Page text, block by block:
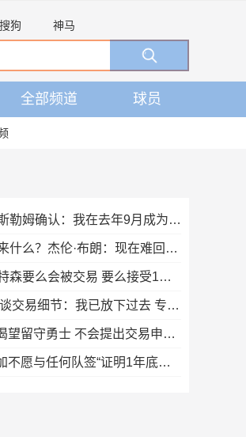
搜狗 神马
全部频道 球员
NBA球星哈斯勒姆确认：我在去年9月成为伊普斯维奇少数股东
能为76人带来什么？杰伦·布朗：现在难回答 我能保证的是做自己
Shams：沃特森要么会被交易 要么接受1年650万的资质报价留队
杰伦·布朗拒谈交易细节：我已放下过去 专注当下
名记：库里渴望留守勇士 不会提出交易申请 他将与球队共进退
美记：库明加不愿与任何队签“证明1年底薪” 湖人仍是热门下家